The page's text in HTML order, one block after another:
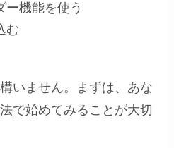
ー機能を使う
む
いません。まずは、あな
で始めてみることが大切